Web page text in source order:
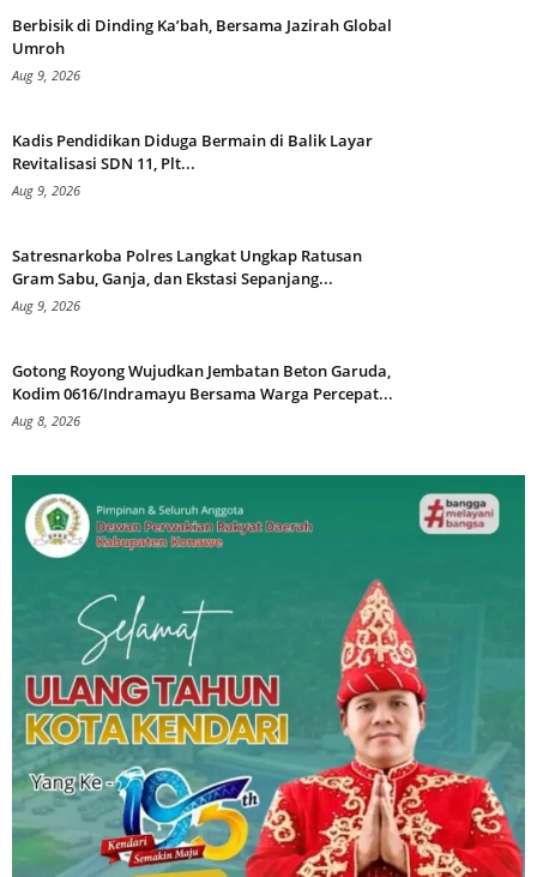
Berbisik di Dinding Ka’bah, Bersama Jazirah Global
Umroh
Aug 9, 2026
Kadis Pendidikan Diduga Bermain di Balik Layar
Revitalisasi SDN 11, Plt...
Aug 9, 2026
Satresnarkoba Polres Langkat Ungkap Ratusan
Gram Sabu, Ganja, dan Ekstasi Sepanjang...
Aug 9, 2026
Gotong Royong Wujudkan Jembatan Beton Garuda,
Kodim 0616/Indramayu Bersama Warga Percepat...
Aug 8, 2026